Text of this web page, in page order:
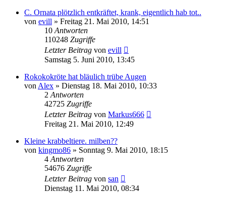
C. Ornata plötzlich entkräftet, krank, eigentlich hab tot..
von evill » Freitag 21. Mai 2010, 14:51
10 Antworten
110248 Zugriffe
Letzter Beitrag von evill
Samstag 5. Juni 2010, 13:45
Rokokokröte hat bläulich trübe Augen
von Alex » Dienstag 18. Mai 2010, 10:33
2 Antworten
42725 Zugriffe
Letzter Beitrag von Markus666
Freitag 21. Mai 2010, 12:49
Kleine krabbeltiere. milben??
von kingmo86 » Sonntag 9. Mai 2010, 18:15
4 Antworten
54676 Zugriffe
Letzter Beitrag von san
Dienstag 11. Mai 2010, 08:34